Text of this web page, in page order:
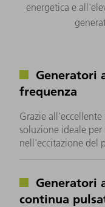
energetica e
Generatori
frequenza
Grazie
soluzione ideale
nell'eccitazione del
Generatori
continua